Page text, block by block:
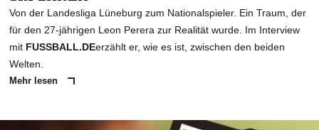
Von der Landesliga Lüneburg zum Nationalspieler. Ein Traum, der
für den 27-jährigen Leon Perera zur Realität wurde. Im Interview
mit FUSSBALL.DEerzählt er, wie es ist, zwischen den beiden
Welten.
Mehr lesen